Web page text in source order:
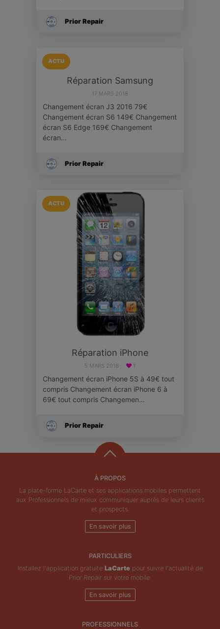
Prior Repair
ACTU
Réparation Samsung
17 MARS 2018
Changement écran J3 2016 79€
Changement écran S6 149€ Changement
écran S6 Edge 169€ Changement
écran…
Prior Repair
ACTU
Réparation iPhone
5 MARS 2018 1
Changement écran iPhone 5S à 49€ tout
compris Changement écran iPhone 6 à
69€ tout compris Changemen…
Prior Repair
À PROPOS
La plate-forme LaCarte et ses applications mobiles permettent
aux Professionnels de mieux communiquer auprès de leurs clients
et prospects.
En savoir plus
PARTICULIERS
Installez l'application gratuite LaCartepour suivre l'actualité de
Prior Repairsur votre mobile.
En savoir plus
PROFESSIONNELS